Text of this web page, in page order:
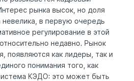
рынка высок, но доля
невелика, в первую очередь
регулирование в этой
недавно. Рынок
появляются как лидеры, так и
понимания того, как
КЭДО: это может быть